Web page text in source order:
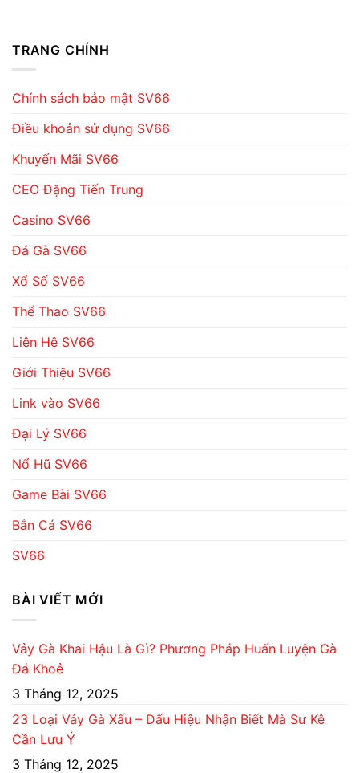
TRANG CHÍNH
Chính sách bảo mật SV66
Điều khoản sử dụng SV66
Khuyến Mãi SV66
CEO Đặng Tiến Trung
Casino SV66
Đá Gà SV66
Xổ Số SV66
Thể Thao SV66
Liên Hệ SV66
Giới Thiệu SV66
Link vào SV66
Đại Lý SV66
Nổ Hũ SV66
Game Bài SV66
Bắn Cá SV66
SV66
BÀI VIẾT MỚI
Vảy Gà Khai Hậu Là Gì? Phương Pháp Huấn Luyện Gà
Đá Khoẻ
3 Tháng 12, 2025
23 Loại Vảy Gà Xấu – Dấu Hiệu Nhận Biết Mà Sư Kê
Cần Lưu Ý
3 Tháng 12, 2025